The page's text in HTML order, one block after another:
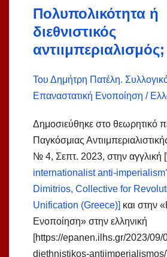
Πολυπολικότητα ή
διεθνιστικός
αντιιμπεριαλισμός;
Του Δημήτρη Πατέλη.
Επαναστατική Ενοποίηση /
Δημοσιεύθηκε στο θεωρητικό
Παγκόσμιας
№ 4, Σεπτ. 2023, στην αγγλική [
internationalist anti-
Dimitrios, Collective for
Unification (Greece)] και στην
Ενοποίηση» στην ελληνική
[https://epanen.ilhs.gr/2023/
diethnistikos-antiimperialismos/